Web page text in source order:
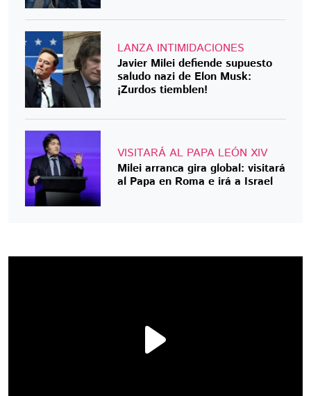
LANZA INTIMIDACIONES
Javier Milei defiende supuesto
saludo nazi de Elon Musk:
¡Zurdos tiemblen!
VISITARÁ AL PAPA LEÓN XIV
Milei arranca gira global: visitará
al Papa en Roma e irá a Israel